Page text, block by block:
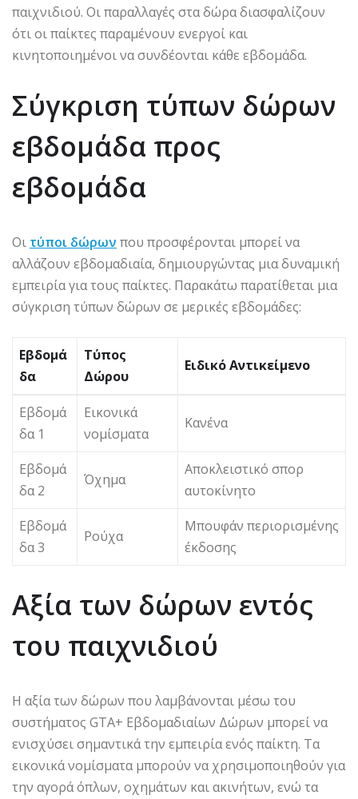
παιχνιδιού. Οι παραλλαγές στα δώρα διασφαλίζουν
ότι οι παίκτες παραμένουν ενεργοί και
κινητοποιημένοι να συνδέονται κάθε εβδομάδα.
Σύγκριση τύπων δώρων
εβδομάδα προς
εβδομάδα
Οι τύποι δώρων που προσφέρονται μπορεί να
αλλάζουν εβδομαδιαία, δημιουργώντας μια δυναμική
εμπειρία για τους παίκτες. Παρακάτω παρατίθεται μια
σύγκριση τύπων δώρων σε μερικές εβδομάδες:
Εβδομά
δα
Τύπος
Δώρου
Ειδικό Αντικείμενο
Εβδομά
δα 1
Εικονικά
νομίσματα
Κανένα
Εβδομά
δα 2
Όχημα
Αποκλειστικό σπορ
αυτοκίνητο
Εβδομά
δα 3
Ρούχα
Μπουφάν περιορισμένης
έκδοσης
Αξία των δώρων εντός
του παιχνιδιού
Η αξία των δώρων που λαμβάνονται μέσω του
συστήματος GTA+ Εβδομαδιαίων Δώρων μπορεί να
ενισχύσει σημαντικά την εμπειρία ενός παίκτη. Τα
εικονικά νομίσματα μπορούν να χρησιμοποιηθούν για
την αγορά όπλων, οχημάτων και ακινήτων, ενώ τα